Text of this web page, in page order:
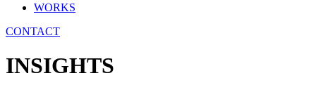
WORKS
CONTACT
INSIGHTS